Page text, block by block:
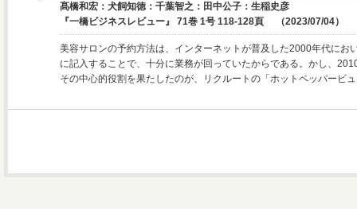
髙橋和宏：犬飼知徳：千葉智之：田中公子：生稲史彦
『一橋ビジネスレビュー』 71巻 1号 118-128頁 （2023/07/04）
美容サロンの予約方法は、インターネットが普及した2000年代に
に記入することで、十分に業務が回っていたからである。かし、
その中心的役割を果たしたのが、リクルートの「ホットペッパービ